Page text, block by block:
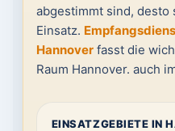
abgestimmt sind,
Einsatz.
Hannoverfasst die
Raum Hannover. auch
EINSATZGEBIETE IN